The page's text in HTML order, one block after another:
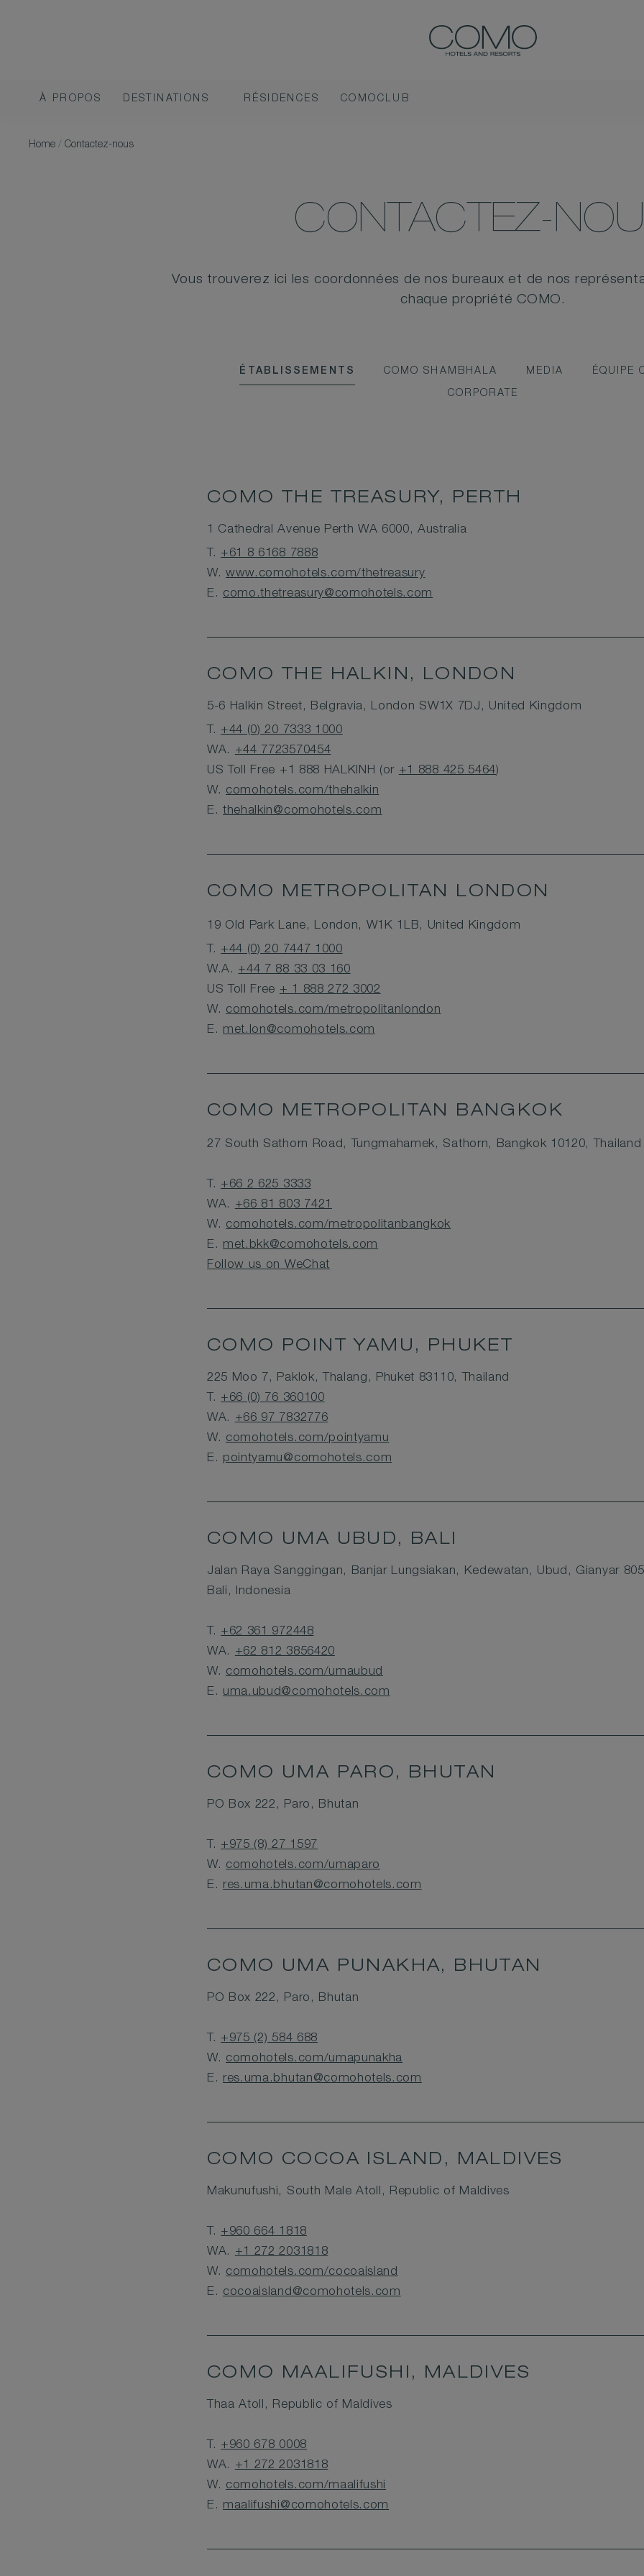
À PROPOS DESTINATIONS RÉSIDENCES COMOCLUB
Home / Contactez-nous
CONTACTEZ-
Vous trouverez ici les coordonnées de nos bureaux et de nos
chaque propriété COMO.
ÉTABLISSEMENTS COMO SHAMBHALA MEDIA ÉQUIPE
CORPORATE
COMO THE TREASURY, PERTH
1 Cathedral Avenue Perth WA 6000, Australia
T. +61 8 6168 7888
W.www.comohotels.com/thetreasury
E. como.thetreasury@comohotels.com
COMO THE HALKIN, LONDON
5-6 Halkin Street, Belgravia, London SW1X 7DJ, United Kingdom
T. +44 (0) 20 7333 1000
WA. +44 7723570454
US Toll Free +1 888 HALKINH (or +1 888 425 5464)
W. comohotels.com/thehalkin
E.thehalkin@comohotels.com
COMO METROPOLITAN LONDON
19 Old Park Lane, London, W1K 1LB, United Kingdom
T. +44 (0) 20 7447 1000
W.A. +44 7 88 33 03 160
US Toll Free + 1 888 272 3002
W. comohotels.com/metropolitanlondon
E. met.lon@comohotels.com
COMO METROPOLITAN BANGKOK
27 South Sathorn Road, Tungmahamek, Sathorn, Bangkok 10120, Thailand
T. +66 2 625 3333
WA. +66 81 803 7421
W. comohotels.com/metropolitanbangkok
E. met.bkk@comohotels.com
Follow us on WeChat
COMO POINT YAMU, PHUKET
225 Moo 7, Paklok, Thalang, Phuket 83110, Thailand
T. +66 (0) 76 360100
WA. +66 97 7832776
W. comohotels.com/pointyamu
E. pointyamu@comohotels.com
COMO UMA UBUD, BALI
Jalan Raya Sanggingan, Banjar Lungsiakan, Kedewatan, Ubud, Gianyar
Bali, Indonesia
T. +62 361 972448
WA. +62 812 3856420
W. comohotels.com/umaubud
E. uma.ubud@comohotels.com
COMO UMA PARO, BHUTAN
PO Box 222, Paro, Bhutan
T. +975 (8) 27 1597
W. comohotels.com/umaparo
E. res.uma.bhutan@comohotels.com
COMO UMA PUNAKHA, BHUTAN
PO Box 222, Paro, Bhutan
T. +975 (2) 584 688
W. comohotels.com/umapunakha
E. res.uma.bhutan@comohotels.com
COMO COCOA ISLAND, MALDIVES
Makunufushi, South Male Atoll, Republic of Maldives
T. +960 664 1818
WA. +1 272 2031818
W. comohotels.com/cocoaisland
E. cocoaisland@comohotels.com
COMO MAALIFUSHI, MALDIVES
Thaa Atoll, Republic of Maldives
T. +960 678 0008
WA. +1 272 2031818
W. comohotels.com/maalifushi
E. maalifushi@comohotels.com